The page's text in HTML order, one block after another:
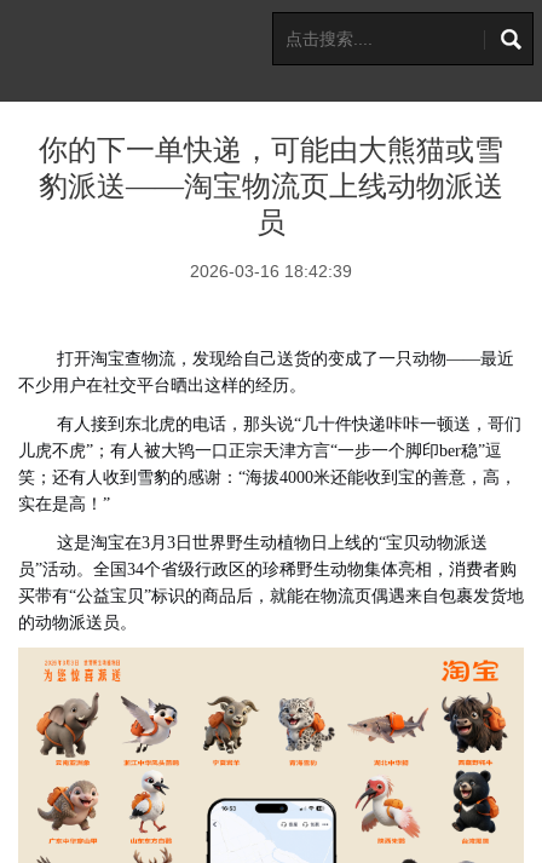
你的下一单快递，可能由大熊猫或雪
豹派送——淘宝物流页上线动物派送
员
2026-03-16 18:42:39
打开淘宝查物流，发现给自己送货的变成了一只动物——最近
不少用户在社交平台晒出这样的经历。
有人接到东北虎的电话，那头说“几十件快递咔咔一顿送，哥们
儿虎不虎”；有人被大鸨一口正宗天津方言“一步一个脚印ber稳”逗
笑；还有人收到雪豹的感谢：“海拔4000米还能收到宝的善意，高，
实在是高！”
这是淘宝在3月3日世界野生动植物日上线的“宝贝动物派送
员”活动。全国34个省级行政区的珍稀野生动物集体亮相，消费者购
买带有“公益宝贝”标识的商品后，就能在物流页偶遇来自包裹发货地
的动物派送员。